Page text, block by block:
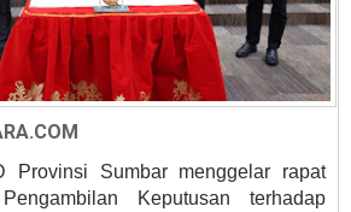
Provinsi Sumbar menggelar rapat
Keputusan terhadap